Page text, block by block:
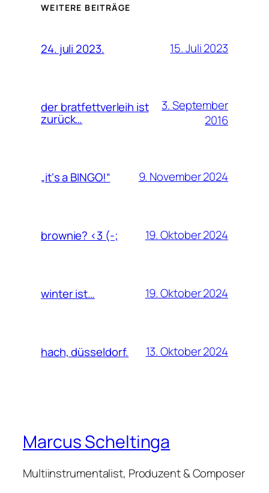
WEITERE BEITRÄGE
24. juli 2023. 15. Juli 2023
der bratfettverleih ist
zurück…
3. September
2016
„it‘s a BINGO!“ 9. November 2024
brownie? <3 (-; 19. Oktober 2024
winter ist… 19. Oktober 2024
hach, düsseldorf. 13. Oktober 2024
Marcus Scheltinga
Multiinstrumentalist, Produzent & Composer